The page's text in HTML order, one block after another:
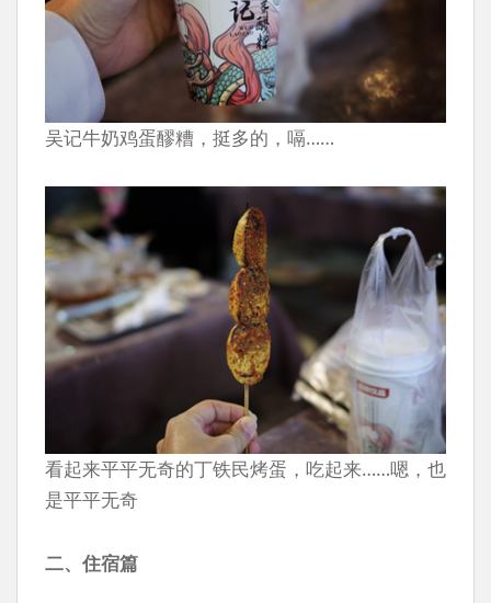
吴记牛奶鸡蛋醪糟，挺多的，嗝……
看起来平平无奇的丁铁民烤蛋，吃起来……嗯，也
是平平无奇
二、住宿篇